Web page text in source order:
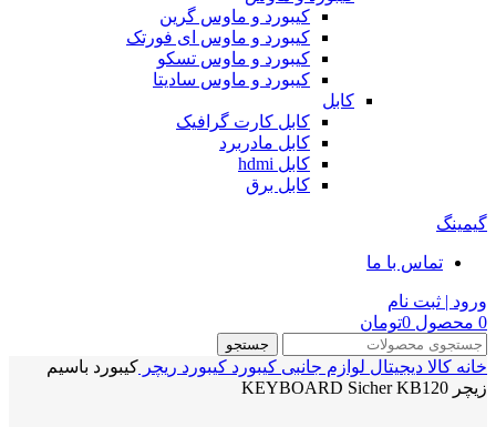
کیبورد و ماوس گرین
کیبورد و ماوس ای فورتک
کیبورد و ماوس تسکو
کیبورد و ماوس سادیتا
کابل
کابل کارت گرافیک
کابل مادربرد
کابل hdmi
کابل برق
گیمینگ
تماس با ما
ورود | ثبت نام
0 محصول 0تومان
جستجو
خانه کالا دیجیتال لوازم جانبی کیبورد کیبورد ریچر کیبورد باسیم
زیچر KEYBOARD Sicher KB120